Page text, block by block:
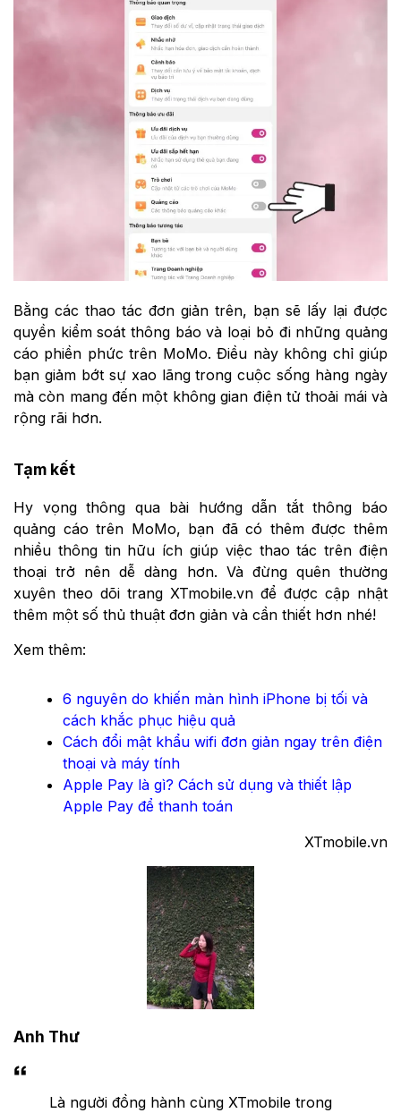
Bằng các thao tác đơn giản trên, bạn sẽ lấy lại được
quyền kiểm soát thông báo và loại bỏ đi những quảng
cáo phiền phức trên MoMo. Điều này không chỉ giúp
bạn giảm bớt sự xao lãng trong cuộc sống hàng ngày
mà còn mang đến một không gian điện tử thoải mái và
rộng rãi hơn.
Tạm kết
Hy vọng thông qua bài hướng dẫn tắt thông báo
quảng cáo trên MoMo, bạn đã có thêm được thêm
nhiều thông tin hữu ích giúp việc thao tác trên điện
thoại trở nên dễ dàng hơn. Và đừng quên thường
xuyên theo dõi trang XTmobile.vn để được cập nhật
thêm một số thủ thuật đơn giản và cần thiết hơn nhé!
Xem thêm:
6 nguyên do khiến màn hình iPhone bị tối và
cách khắc phục hiệu quả
Cách đổi mật khẩu wifi đơn giản ngay trên điện
thoại và máy tính
Apple Pay là gì? Cách sử dụng và thiết lập
Apple Pay để thanh toán
XTmobile.vn
Anh Thư
Là người đồng hành cùng XTmobile trong